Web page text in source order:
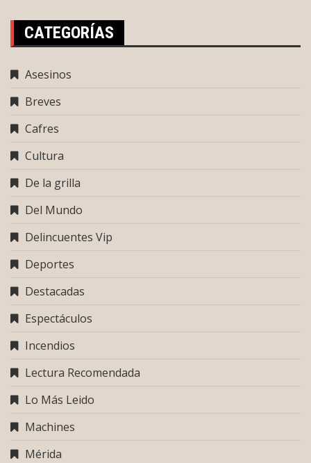
CATEGORÍAS
Asesinos
Breves
Cafres
Cultura
De la grilla
Del Mundo
Delincuentes Vip
Deportes
Destacadas
Espectáculos
Incendios
Lectura Recomendada
Lo Más Leido
Machines
Mérida